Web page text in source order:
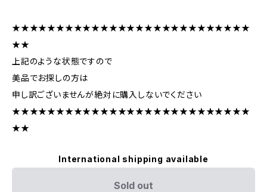
★★★★★★★★★★★★★★★★★★★★★★★★★★★
★★
上記のような状態ですので
美品でお探しの方は
申し訳ございませんが絶対に購入しないでください
★★★★★★★★★★★★★★★★★★★★★★★★★★★
★★
International shipping available
Sold out